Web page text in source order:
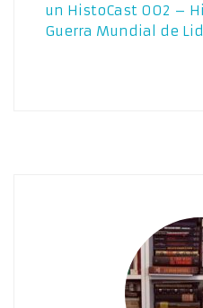
un HistoCast 002 –
Guerra Mundial de